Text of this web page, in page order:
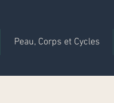
Peau, Corps et Cycles